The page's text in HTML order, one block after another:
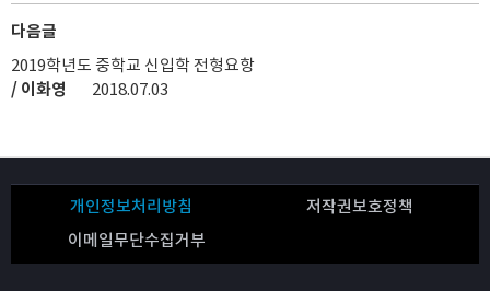
다음글
2019학년도 중학교 신입학 전형요항
/ 이화영
2018.07.03
개인정보처리방침
저작권보호정책
이메일무단수집거부